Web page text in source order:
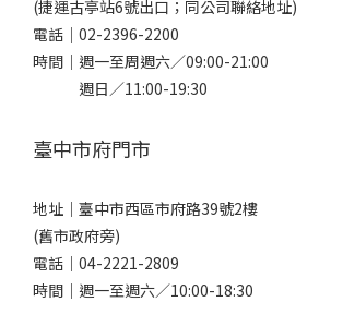
(捷運古亭站6號出口；同公司聯絡地址)
電話｜ 02-2396-2200
時間｜週一至周週六／09:00-21:00
週日／11:00-19:30
臺中市府門市
地址｜ 臺中市西區市府路39號2樓
(舊市政府旁)
電話｜ 04-2221-2809
時間｜週一至週六／10:00-18:30